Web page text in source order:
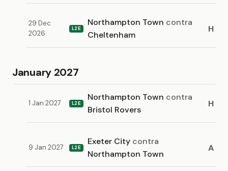
29 Dec
2026
L2E
Northampton Town contra
Cheltenham
H
January 2027
1 Jan 2027 L2E
Northampton Town contra
Bristol Rovers
H
9 Jan 2027 L2E
Exeter City contra
Northampton Town
A